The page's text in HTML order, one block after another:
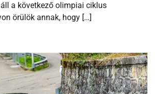
a következő olimpiai ciklus
örülök annak, hogy […]